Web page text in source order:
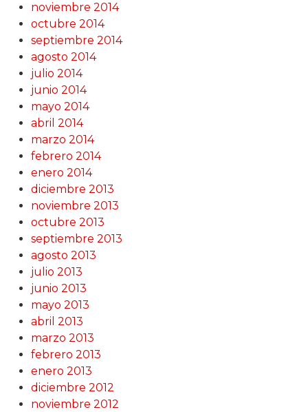
noviembre 2014
octubre 2014
septiembre 2014
agosto 2014
julio 2014
junio 2014
mayo 2014
abril 2014
marzo 2014
febrero 2014
enero 2014
diciembre 2013
noviembre 2013
octubre 2013
septiembre 2013
agosto 2013
julio 2013
junio 2013
mayo 2013
abril 2013
marzo 2013
febrero 2013
enero 2013
diciembre 2012
noviembre 2012